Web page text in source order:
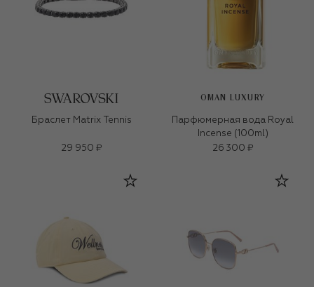
Браслет Matrix Tennis
29 950 ₽
OMAN LUXURY
Парфюмерная вода Royal
Incense (100ml)
26 300 ₽